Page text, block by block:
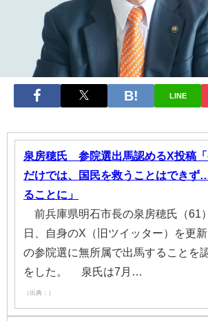
LINE
泉房穂氏 参院選出馬認めるX投稿「
だけでは、国民を救うことはできず
ることに」
前兵庫県明石市長の泉房穂氏（61
日、自身のX（旧ツイッター）を更
の参院選に無所属で出馬することを
をした。 泉氏は7月…
（出典：）